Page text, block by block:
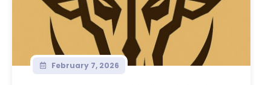
February 7, 2026